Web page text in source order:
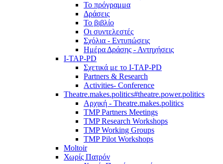
Το πρόγραμμα
Δράσεις
Το βιβλίο
Οι συντελεστές
Σχόλια - Εντυπώσεις
Ημέρα Δράσης - Αντηχήσεις
I-TAP-PD
Σχετικά με το I-TAP-PD
Partners & Research
Activities- Conference
Theatre.makes.politics#theatre.power.politics
Αρχική - Theatre.makes.politics
TMP Partners Meetings
TMP Research Workshops
TMP Working Groups
TMP Pilot Workshops
Moltoir
Χωρίς Πατρόν